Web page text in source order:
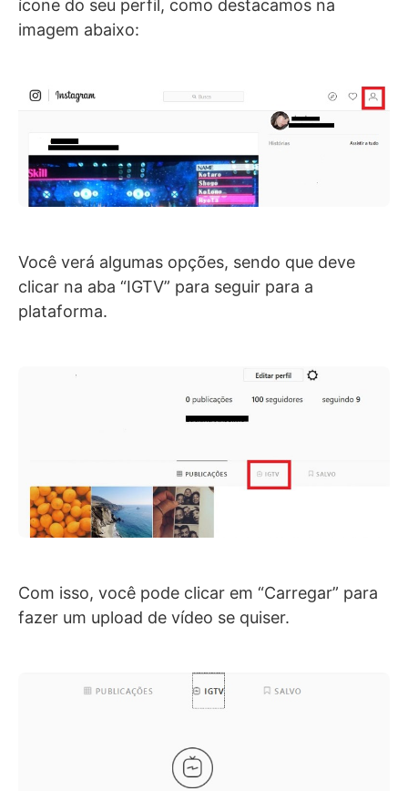
ícone do seu perfil, como destacamos na
imagem abaixo:
Você verá algumas opções, sendo que deve
clicar na aba “IGTV” para seguir para a
plataforma.
Com isso, você pode clicar em “Carregar” para
fazer um upload de vídeo se quiser.